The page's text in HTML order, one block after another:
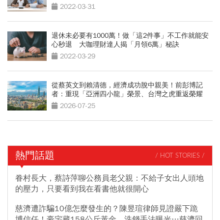
2022-03-31
退休未必要有1000萬！做「這2件事」不工作就能安
心秒退 大咖理財達人揭「月領6萬」秘訣
2022-03-29
從蔡英文到賴清德，經濟成功脫中親美！前彭博記
者：重現「亞洲四小龍」榮景、台灣之虎重返榮耀
2026-07-25
熱門話題 / HOT STORIES /
眷村長大，蔡詩萍聊公務員老父親：不給子女出人頭地
的壓力，只要看到我在看書他就很開心
慈濟遭詐騙10億怎麼發生的？陳昱瑄律師見證嚴下跪